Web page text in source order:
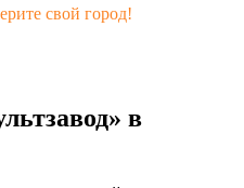
свой город!
в